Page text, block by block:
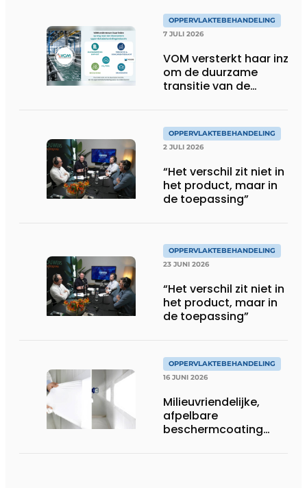
OPPERVLAKTEBEHANDELING
7 JULI 2026
VOM versterkt haar inzet
om de duurzame
transitie van de
OPPERVLAKTEBEHANDELING
2 JULI 2026
“Het verschil zit niet in
het product, maar in
de toepassing”
OPPERVLAKTEBEHANDELING
23 JUNI 2026
“Het verschil zit niet in
het product, maar in
de toepassing”
OPPERVLAKTEBEHANDELING
16 JUNI 2026
Milieuvriendelijke,
afpelbare
beschermcoating